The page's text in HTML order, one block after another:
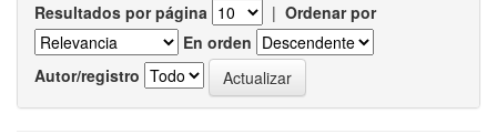
Resultados por página | Ordenar por
En orden
Autor/registro